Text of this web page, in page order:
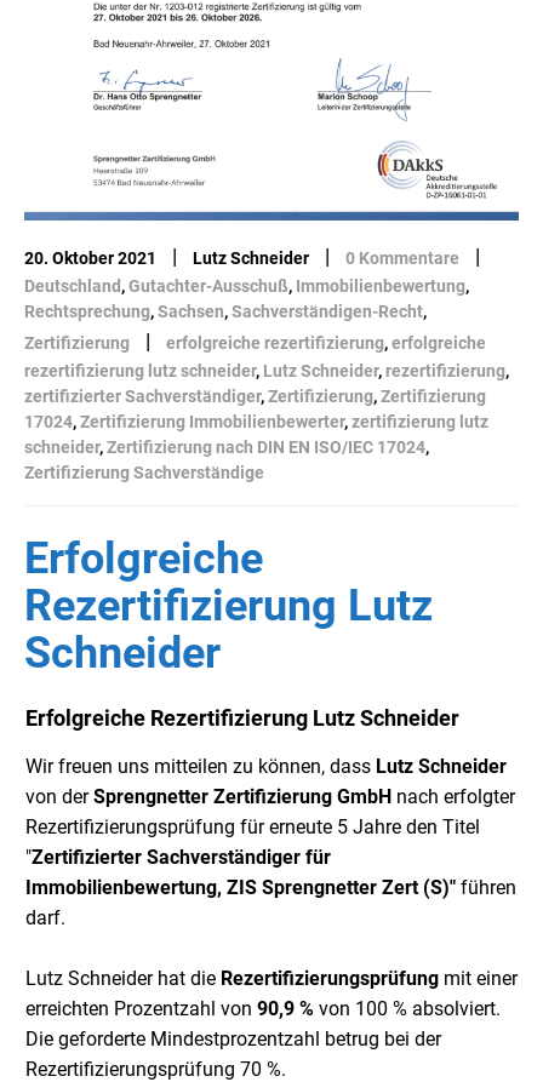
20. Oktober 2021 | Lutz Schneider | 0 Kommentare |
Deutschland ,Gutachter-Ausschuß, Immobilienbewertung,
Rechtsprechung,Sachsen,Sachverständigen-Recht,
Zertifizierung
| erfolgreiche rezertifizierung,erfolgreiche
rezertifizierung lutz schneider, Lutz Schneider,rezertifizierung,
zertifizierter Sachverständiger,Zertifizierung,Zertifizierung
17024,Zertifizierung Immobilienbewerter,zertifizierung lutz
schneider,Zertifizierung nach DIN EN ISO/IEC 17024,
Zertifizierung Sachverständige
Erfolgreiche
Rezertifizierung Lutz
Schneider
Erfolgreiche Rezertifizierung Lutz Schneider
Wir freuen uns mitteilen zu können, dass Lutz Schneider
von derSprengnetter Zertifizierung GmbH nach erfolgter
Rezertifizierungsprüfung für erneute 5 Jahre den Titel
"Zertifizierter Sachverständiger für
Immobilienbewertung, ZIS Sprengnetter Zert (S)" führen
darf.
Lutz Schneider hat die Rezertifizierungsprüfung mit einer
erreichten Prozentzahl von 90,9 % von 100 % absolviert.
Die geforderte Mindestprozentzahl betrug bei der
Rezertifizierungsprüfung 70 %.